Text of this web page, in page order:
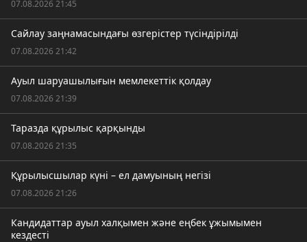
07.08.2026 21:45
Сайлау заңнамасындағы өзгерістер түсіндірілді
07.08.2026 21:42
Ауыл шаруашылығын мемлекеттік қолдау
07.08.2026 21:39
Таразда құрылыс қарқынды
07.08.2026 21:35
Құрылысшылар күні – ел дамуының негізі
07.08.2026 21:26
Кандидаттар ауыл халқымен және еңбек ұжымымен
кездесті